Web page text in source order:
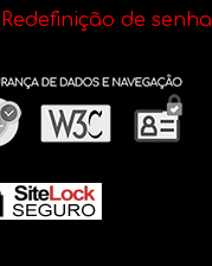
Redefinição de senha